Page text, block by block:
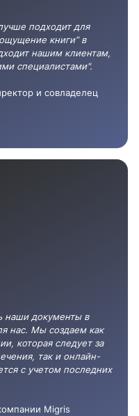
подходит для
книги” в
нашим клиентам,
специалистами".
и совладелец
наши документы в
нас. Мы создаем как
которая следует за
так и онлайн-
с учетом последних
Migris